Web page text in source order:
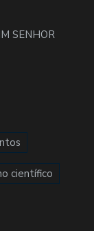
SENHOR
científico